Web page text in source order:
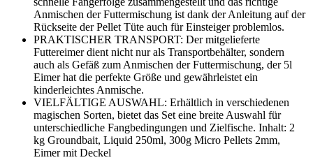
Anmischen der Futtermischung ist dank der Anleitung auf der
Rückseite der Pellet Tüte auch für Einsteiger problemlos.
PRAKTISCHER TRANSPORT: Der mitgelieferte
Futtereimer dient nicht nur als Transportbehälter, sondern
auch als Gefäß zum Anmischen der Futtermischung, der 5l
Eimer hat die perfekte Größe und gewährleistet ein
kinderleichtes Anmische.
VIELFÄLTIGE AUSWAHL: Erhältlich in verschiedenen
magischen Sorten, bietet das Set eine breite Auswahl für
unterschiedliche Fangbedingungen und Zielfische. Inhalt: 2
kg Groundbait, Liquid 250ml, 300g Micro Pellets 2mm,
Eimer mit Deckel